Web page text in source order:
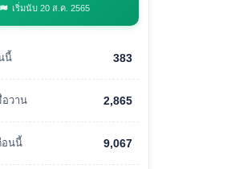
เริ่มนับ 20 ส.ค. 2565
นี้ 383
อวาน 2,865
อนนี้ 9,067